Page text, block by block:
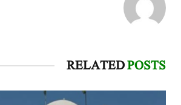
RELATEDPOSTS